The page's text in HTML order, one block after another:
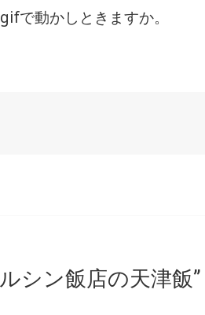
で動かしときますか。
シン飯店の天津飯”